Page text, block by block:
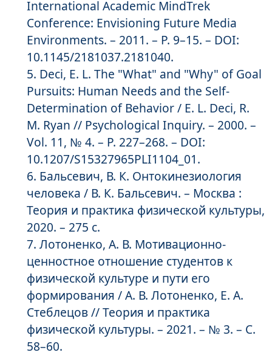
International Academic MindTrek
Conference: Envisioning Future Media
Environments. – 2011. – P. 9–15. – DOI:
10.1145/2181037.2181040.
Deci, E. L. The "What" and "Why" of Goal
Pursuits: Human Needs and the Self-
Determination of Behavior / E. L. Deci, R.
M. Ryan // Psychological Inquiry. – 2000. –
Vol. 11, № 4. – P. 227–268. – DOI:
10.1207/S15327965PLI1104_01.
Бальсевич, В. К. Онтокинезиология
человека / В. К. Бальсевич. – Москва :
Теория и практика физической культуры,
2020. – 275 с.
Лотоненко, А. В. Мотивационно-
ценностное отношение студентов к
физической культуре и пути его
формирования / А. В. Лотоненко, Е. А.
Стеблецов // Теория и практика
физической культуры. – 2021. – № 3. – С.
58–60.